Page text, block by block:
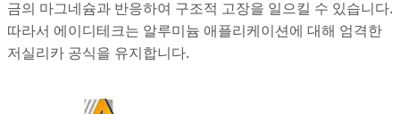
금의 마그네슘과 반응하여 구조적 고장을 일으킬 수 있습니다.
따라서 에이디테크는 알루미늄 애플리케이션에 대해 엄격한
저실리카 공식을 유지합니다.